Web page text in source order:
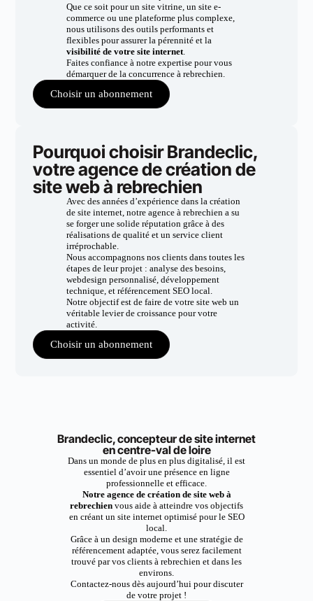
Que ce soit pour un site vitrine, un site e-
commerce ou une plateforme plus complexe,
nous utilisons des outils performants et
flexibles pour assurer la pérennité et la
visibilité de votre site internet.
Faites confiance à notre expertise pour vous
démarquer de la concurrence à rebrechien.
Choisir un abonnement
Pourquoi choisir Brandeclic,
votre agence de création de
site web à rebrechien
Avec des années d’expérience dans la création
de site internet, notre agence à rebrechien a su
se forger une solide réputation grâce à des
réalisations de qualité et un service client
irréprochable.
Nous accompagnons nos clients dans toutes les
étapes de leur projet : analyse des besoins,
webdesign personnalisé, développement
technique, et référencement SEO local.
Notre objectif est de faire de votre site web un
véritable levier de croissance pour votre
activité.
Choisir un abonnement
Brandeclic, concepteur de site internet
en centre-val de loire
Dans un monde de plus en plus digitalisé, il est
essentiel d’avoir une présence en ligne
professionnelle et efficace.
Notre agence de création de site web à
rebrechien vous aide à atteindre vos objectifs
en créant un site internet optimisé pour le SEO
local.
Grâce à un design moderne et une stratégie de
référencement adaptée, vous serez facilement
trouvé par vos clients à rebrechien et dans les
environs.
Contactez-nous dès aujourd’hui pour discuter
de votre projet !